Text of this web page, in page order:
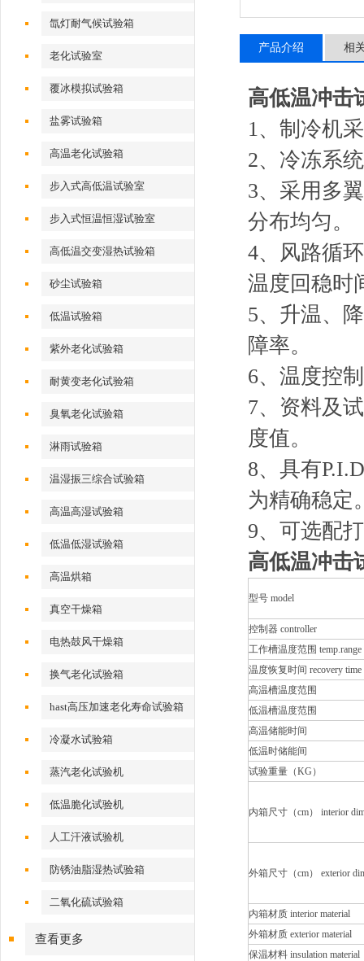
氙灯耐气候试验箱
老化试验室
覆冰模拟试验箱
盐雾试验箱
高温老化试验箱
步入式高低温试验室
步入式恒温恒湿试验室
高低温交变湿热试验箱
砂尘试验箱
低温试验箱
紫外老化试验箱
耐黄变老化试验箱
臭氧老化试验箱
淋雨试验箱
温湿振三综合试验箱
高温高湿试验箱
低温低湿试验箱
高温烘箱
真空干燥箱
电热鼓风干燥箱
换气老化试验箱
hast高压加速老化寿命试验箱
冷凝水试验箱
蒸汽老化试验机
低温脆化试验机
人工汗液试验机
防锈油脂湿热试验箱
二氧化硫试验箱
查看更多
产品介绍 相
高低温冲击
1、制冷机
2、冷冻系
3、采用多
分布均匀。
4、风路循
温度回稳时
5、升温、
障率。
6、温度控
7、资料及
度值。
8、具有
为精确稳定
9、可选配
高低温冲击
型号 model
控制器 controller
工作槽温度范围 temp.range
温度恢复时间 recovery time
高温槽温度范围
低温槽温度范围
高温储能时间
低温时储能间
试验重量（KG）
内箱尺寸（cm） interior
外箱尺寸（cm） exterior
内箱材质 interior material
外箱材质 exterior material
保温材料 insulation material